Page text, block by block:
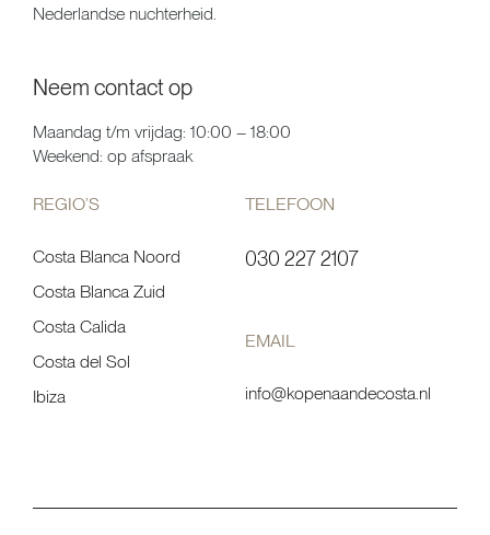
Nederlandse nuchterheid.
Neem contact op
Maandag t/m vrijdag: 10:00 – 18:00
Weekend: op afspraak
REGIO’S
Costa Blanca Noord
Costa Blanca Zuid
Costa Calida
Costa del Sol
Ibiza
TELEFOON
030 227 2107
EMAIL
info@kopenaandecosta.nl